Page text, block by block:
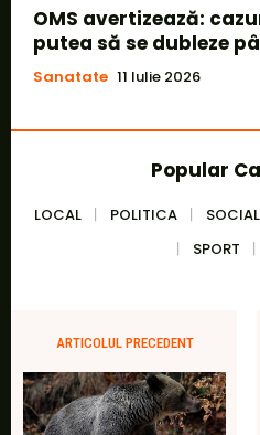
OMS avertizează:
putea să se dubleze
Sanatate 11 Iulie 2026
Popular
LOCAL POLITICA SOCIAL
SPORT
ARTICOLUL PRECEDENT